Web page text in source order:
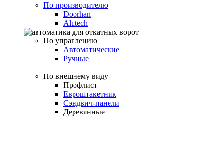
По производителю
Doorhan
Alutech
По управлению
Автоматические
Ручные
По внешнему виду
Профлист
Евроштакетник
Сэндвич-панели
Деревянные